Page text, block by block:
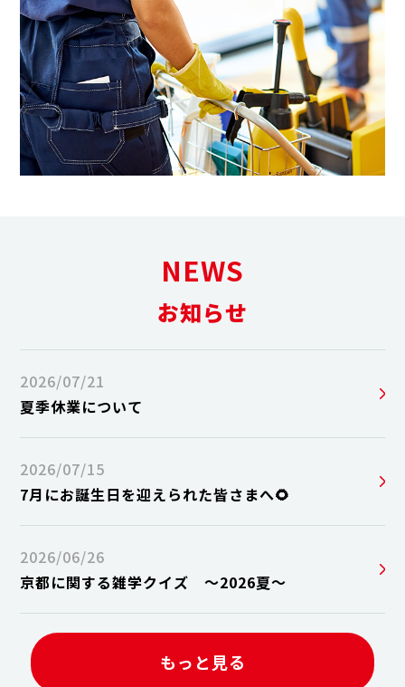
NEWS
お知らせ
2026/07/21
夏季休業について
2026/07/15
7月にお誕生日を迎えられた皆さまへ🌻
2026/06/26
京都に関する雑学クイズ ～2026夏～
もっと見る